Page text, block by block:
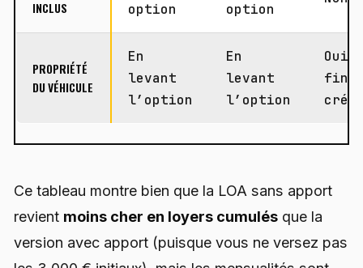
INCLUS
option
option
PROPRIÉTÉ
DU VÉHICULE
En
levant
l’option
En
levant
l’option
Oui,
fin
Ce tableau montre bien que la LOA sans apport
revient moins cher en loyers cumulés que la
version avec apport (puisque vous ne versez pas